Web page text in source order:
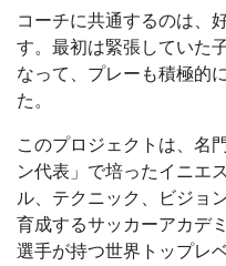
コーチに共通するのは、
す。最初は緊張していた
なって、プレーも積極的
た。
このプロジェクトは、名
ン代表」で培ったイニエ
ル、テクニック、ビジョ
育成するサッカーアカデ
選手が持つ世界トップレ